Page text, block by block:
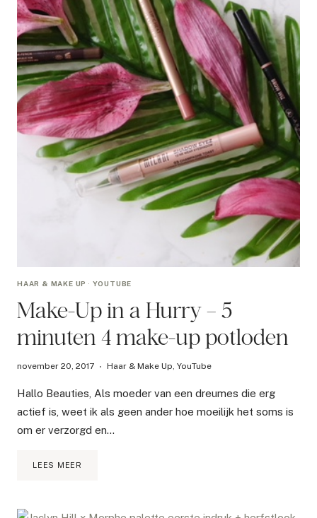
HAAR & MAKE UP · YOUTUBE
Make-Up in a Hurry – 5
minuten 4 make-up potloden
november 20, 2017 Haar & Make Up,YouTube
Hallo Beauties, Als moeder van een dreumes die erg
actief is, weet ik als geen ander hoe moeilijk het soms is
om er verzorgd en…
LEES MEER
HURRY